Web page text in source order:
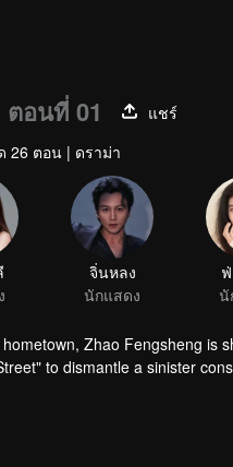
ตอนที่ 01
แชร์
26 ตอน | ดราม่า
จิ่นหลง
นักแสดง
นั
Zhao Fengsheng is
to dismantle a sinister